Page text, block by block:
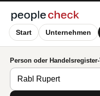
Start Unternehmen
Person oder